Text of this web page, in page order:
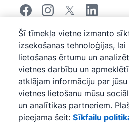
© 2026Pipedrive
Pipedrive
Pakalpojumu sniegšanas
Pipedrive
Privātuma paziņojums
Vietnes karte
Sīkfailu politika
Sīkfailu preferences
Pipedrive ir uz tīmekļa bāzes
programma.
Šī tīmekļa vietne izmanto
izsekošanas tehnoloģijas, lai
lietošanas ērtumu un
vietnes darbību un
atklājam informāciju par
vietnes lietošanu mūsu
un analītikas partneriem.
pieejama šeit: Sīkfailu